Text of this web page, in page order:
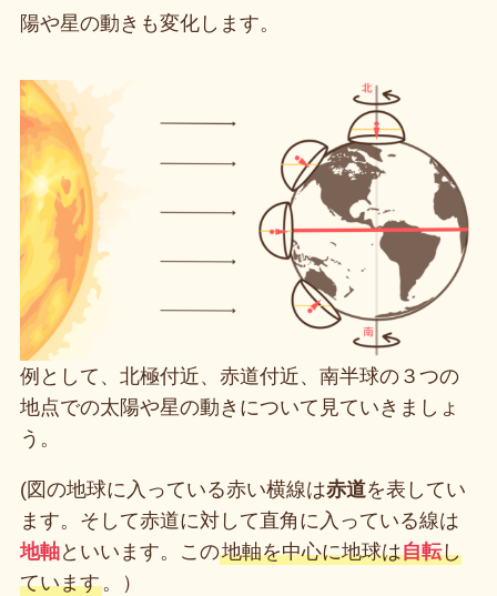
陽や星の動きも変化します。
例として、北極付近、赤道付近、南半球の３つの
地点での太陽や星の動きについて見ていきましょ
う。
(図の地球に入っている赤い横線は赤道を表してい
ます。そして赤道に対して直角に入っている線は
地軸といいます。この地軸を中心に地球は自転し
ています。）